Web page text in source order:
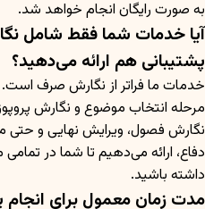
به صورت رایگان انجام خواهد شد.
آیا خدمات شما فقط شامل
پشتیبانی هم ارائه می‌دهید؟
خدمات ما فراتر از نگارش صرف است.
مرحله انتخاب موضوع و نگارش
نگارش فصول، ویرایش نهایی و حتی
دفاع، ارائه می‌دهیم تا شما در
داشته باشید.
مدت زمان معمول برای انجام